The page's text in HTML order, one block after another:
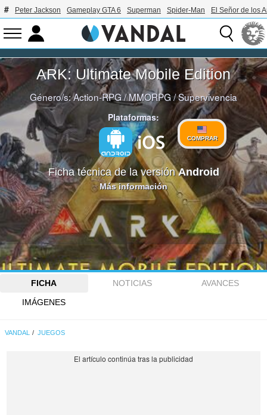
Peter Jackson Gameplay GTA 6 Superman Spider-Man El Señor de los
ARK: Ultimate Mobile Edition
Género/s:Action-RPG/MMORPG/Supervivencia
Plataformas:
COMPRAR
Ficha técnica de la versiónAndroid
Más información
FICHA NOTICIAS
AVANCES
IMÁGENES
VANDAL JUEGOS